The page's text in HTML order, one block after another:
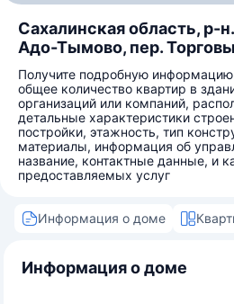
Сахалинская область, р-
Адо-Тымово, пер.
Получите подробную
общее количество квартир в
организаций или компаний,
детальные характеристики
постройки, этажность, тип
материалы, информация об
название, контактные данные, и
предоставляемых услуг
Информация о доме
Информация о доме